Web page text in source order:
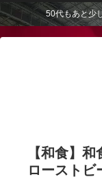
50代もあと少
【和食】
ロースト